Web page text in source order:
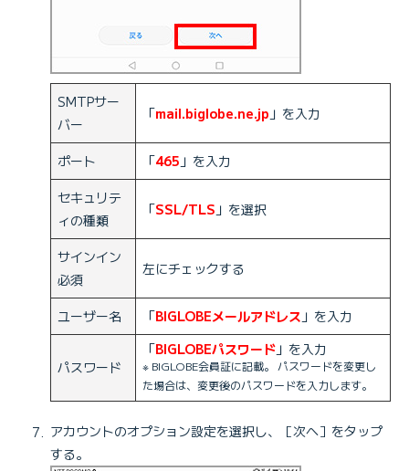
SMTPサー
バー
「mail.biglobe.ne.jp 」を入力
ポート 「465 」を入力
セキュリテ
ィの種類
「SSL/TLS 」を選択
サインイン
必須
左にチェックする
ユーザー名 「BIGLOBEメールアドレス 」を入力
パスワード
「BIGLOBEパスワード 」を入力
※ BIGLOBE会員証に記載。 パスワードを変更し
た場合は、変更後のパスワードを入力します。
アカウントのオプション設定を選択し、［次へ］をタップ
する。